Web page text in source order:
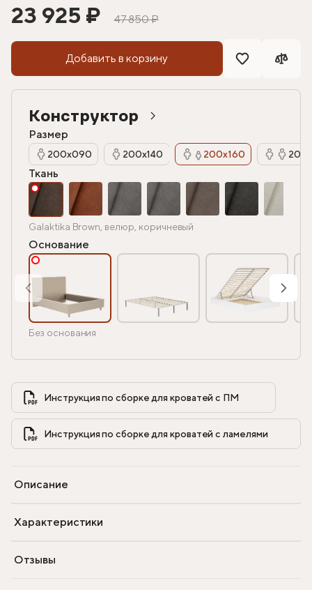
23 925 ₽ 47 850 ₽
Добавить в корзину
Конструктор
Размер
200х090 200х140 200х160
Ткань
Galaktika Brown, велюр, коричневый
Основание
Без основания
Инструкция по сборке для кроватей с ПМ
Описание
Характеристики
Отзывы